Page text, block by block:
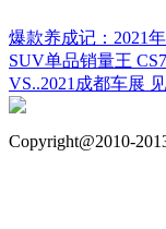
爆款养成记：2021
SUV单品销量王
VS..2021成都车展
Copyright@2010-